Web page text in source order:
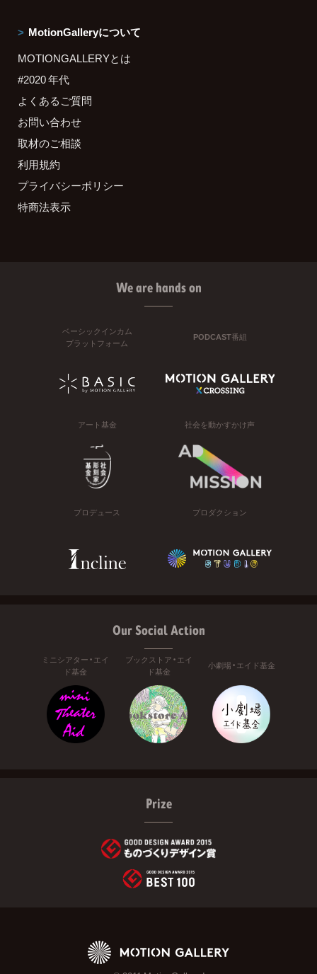
MotionGalleryについて
MOTIONGALLERYとは
#2020 年代
よくあるご質問
お問い合わせ
取材のご相談
利用規約
プライバシーポリシー
特商法表示
We are hands on
ベーシックインカム
プラットフォーム
PODCAST番組
アート基金 社会を動かすかけ声
プロデュース プロダクション
Our Social Action
ミニシアター・エイ
ド基金
ブックストア・エイ
ド基金
小劇場・エイド基金
Prize